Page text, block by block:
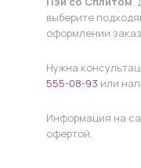
выберите
оформлении
Нужна
555-08-93 или
Информация на
офертой.